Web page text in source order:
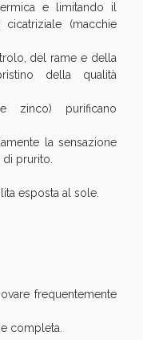
e limitando il
(macchie
del rame e della
della qualità
zinco) purificano
la sensazione
prurito.
esposta al sole.
frequentemente
completa.
al 45% oggi!